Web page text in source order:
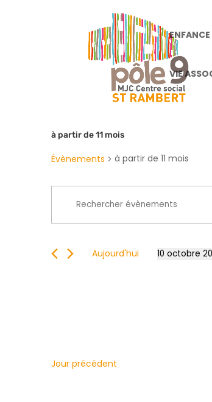
VIE
à partir de 11 mois
Évènements à partir de 11 mois
Recherche
navigation
vues
clé.
ÉvènementsAujourd'hui 10 octobre
Jour précédent